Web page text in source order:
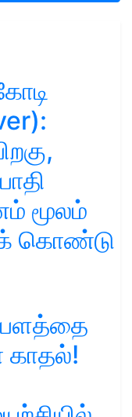
மூலம்
கொண்டு
காதல்!